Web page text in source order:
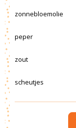
zonnebloemolie
peper
zout
scheutjes